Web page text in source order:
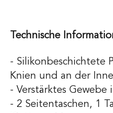
Technische
- Silikonbeschichtete
Knien und an der
- Verstärktes Gewebe
- 2 Seitentaschen, 1